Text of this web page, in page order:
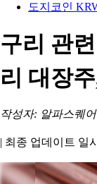
도지코인
구리 관
리 대장
작성자: 알파스퀘
| 최종 업데이트 일